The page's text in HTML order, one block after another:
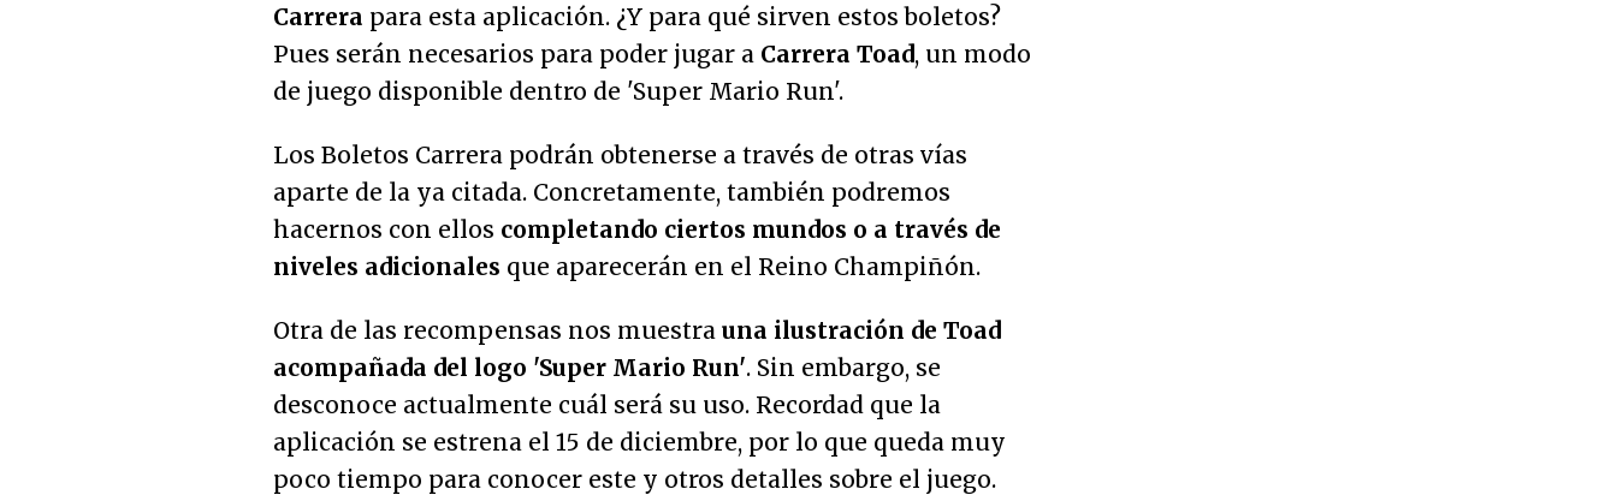
Carrera para esta aplicación. ¿Y para qué sirven estos boletos?
Pues serán necesarios para poder jugar a Carrera Toad, un modo
de juego disponible dentro de 'Super Mario Run'.
Los Boletos Carrera podrán obtenerse a través de otras vías
aparte de la ya citada. Concretamente, también podremos
hacernos con ellos completando ciertos mundos o a través de
niveles adicionales que aparecerán en el Reino Champiñón.
Otra de las recompensas nos muestra una ilustración de Toad
acompañada del logo 'Super Mario Run'. Sin embargo, se
desconoce actualmente cuál será su uso. Recordad que la
aplicación se estrena el 15 de diciembre, por lo que queda muy
poco tiempo para conocer este y otros detalles sobre el juego.